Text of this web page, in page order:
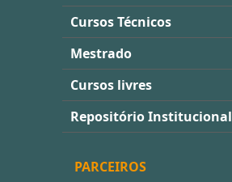
Cursos Técnicos
Mestrado
Cursos livres
Repositório Institucional
PARCEIROS